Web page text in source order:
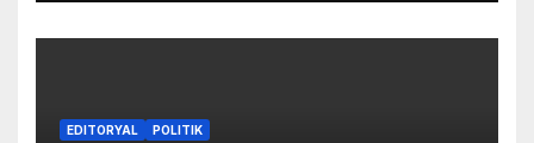
EDITORYAL POLITIK